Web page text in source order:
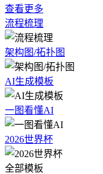
查看更多
流程梳理
架构图/拓扑图
AI生成模板
一图看懂AI
2026世界杯
全部模板